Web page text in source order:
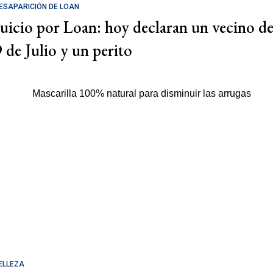
DE LOAN
por Loan: hoy declaran un vecino de
de Julio y un perito